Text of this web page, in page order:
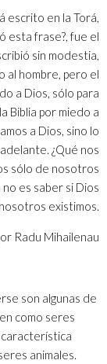
escrito en la Torá,
esta frase?, fue el
sin modestia,
al hombre, pero el
a Dios, sólo para
Biblia por miedo a
a Dios, sino lo
¿Qué nos
sólo de nosotros
es saber si Dios
existimos.
Radu Mihailenau
son algunas de
como seres
animales.